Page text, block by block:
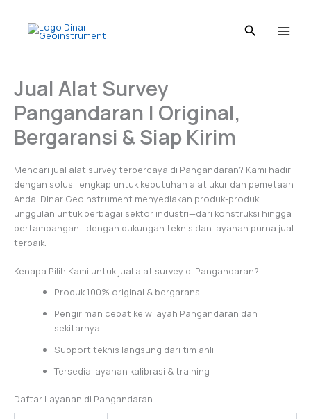
content
Jual Alat Survey
Pangandaran | Original,
Bergaransi & Siap Kirim
Mencari jual alat survey terpercaya di Pangandaran? Kami hadir
dengan solusi lengkap untuk kebutuhan alat ukur dan pemetaan
Anda. Dinar Geoinstrument menyediakan produk-produk
unggulan untuk berbagai sektor industri—dari konstruksi hingga
pertambangan—dengan dukungan teknis dan layanan purna jual
terbaik.
Kenapa Pilih Kami untuk jual alat survey di Pangandaran?
Produk 100% original & bergaransi
Pengiriman cepat ke wilayah Pangandaran dan
sekitarnya
Support teknis langsung dari tim ahli
Tersedia layanan kalibrasi & training
Daftar Layanan di Pangandaran